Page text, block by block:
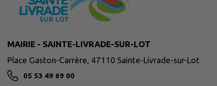
MAIRIE - SAINTE-LIVRADE-SUR-LOT
Place Gaston-Carrère, 47110 Sainte-Livrade-sur-Lot
05 53 49 69 00